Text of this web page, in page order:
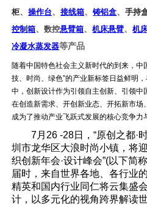
柜、操作台、接线箱、铸铝盒、手持
控制箱、数控悬臂箱、机床悬臂、机
冷凝水蒸发器等产品
随着中国特色社会主义新时代的到来，中
技、时尚、绿色”的产业新标签日益鲜明
中，创新设计作为引领自主创新、引领中
在创造新需求、开创新业态、开拓新市场
成为了推动产业飞跃式发展的核心竞争力
7月26 -28日，“原创之都·
圳市龙华区大浪时尚小镇，将
织创新年会·设计峰会”(以下简称
届时，来自世界各地、各行业
精英和国内行业同仁将云集盛
计，以多元化的视角跨界解读